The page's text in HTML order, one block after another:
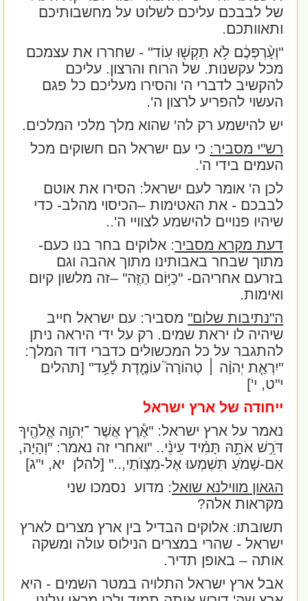
של לבבכם עליכם לשלוט על מחשבותיכם
ותאוותכם.
"וְעָ֨רְפְּכֶ֔ם לֹ֥א תַקְשׁ֖וּ עֽוֹד" - שחררו את עצמכם
מכל עקשנות. של הרוח והרצון. עליכם
להקשיב לדברי ה' והסירו מעליכם כל פגם
העשוי להפריע לרצון ה'.
יש להישמע רק לה' שהוא מלך מלכי המלכים.
רש"י מסביר:כי עם ישראל הם חשוקים מכל
העמים בידי ה'.
לכן ה' אומר לעם ישראל: הסירו את אוטם
לבבכם - את האטימות –הכיסוי מהלב- כדי
שיהיו פנויים להישמע לצוויי ה'..
דעת מקרא מסביר: אלוקים בחר בנו כעם-
מתוך שבחר באבותינו מתוך אהבה וגם
בזרעם אחריהם-"כַּיּ֥וֹם הַזֶּֽה"–זה מלשון קיום
ואימות.
ה"נתיבות שלום"מסביר: עם ישראל חייב
שיהיה לו יראת שמים. רק על ידי היראה ניתן
להתגבר על כל המכשולים כדברי דוד המלך:
"יִרְאַ֤ת יְהוָ֨ה ׀ טְהוֹרָה֮ עוֹמֶ֪דֶת לָ֫עַ֥ד" [תהלים
י"ט, י']
ייחודה של ארץ ישראל
נאמר על ארץ ישראל:"אֶ֕רֶץ אֲשֶׁר ־יְהוָ֥ה אֱלֹהֶ֖יךָ
דֹּרֵ֣שׁ אֹתָ֑הּ תָּמִ֗יד עֵינֵ֨י.. "ואחרי זה נאמר:"וְהָיָה,
אִם-שָׁמֹעַ תִּשְׁמְעוּ אֶל-מִצְוֺתַי,.." [להלן יא, י"ג]
הגאון מווילנא שואל: מדוע נסמכו שני
מקראות אלה?
תשובתו: אלוקים הבדיל בין ארץ מצרים לארץ
ישראל - שהרי במצרים הנילוס עולה ומשקה
אותה – באופן תדיר.
אבל ארץ ישראל התלויה במטר השמים - היא